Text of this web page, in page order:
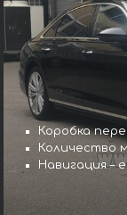
Коробка
Количество
Навигация –